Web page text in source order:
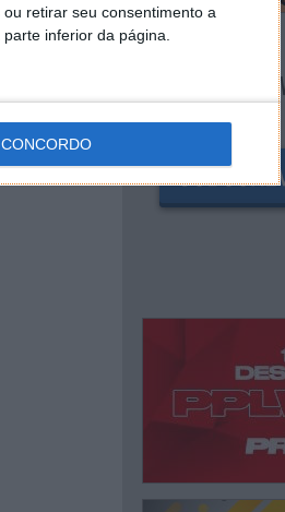
retirar seu consentimento a
inferior da página.
CONCORDO
NEWSLETTER